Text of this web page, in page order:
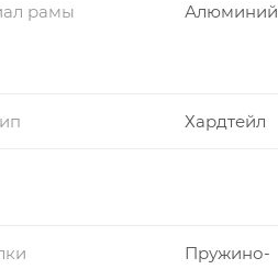
рамы Алюминий
Хардтейл
Пружино-